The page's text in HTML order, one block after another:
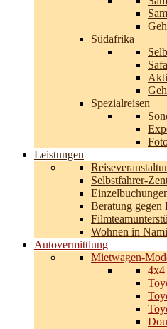
Südafrika
Spezialreisen
Leistungen
Selbstfahrer-
Beratung gegen
Wohnen in
Autovermittlung
Mietwagen-
4x4